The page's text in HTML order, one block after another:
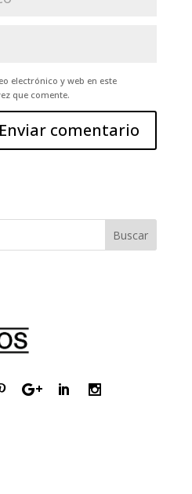
electrónico y web en este
que comente.